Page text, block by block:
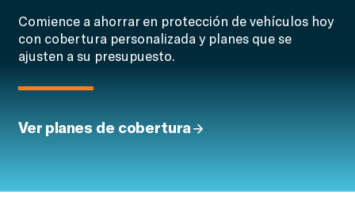
Comience a ahorrar en protección de vehículos hoy
con cobertura personalizada y planes que se
ajusten a su presupuesto.
Ver planes de cobertura